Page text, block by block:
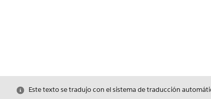
Cerrar
Este texto se tradujo con el sistema de traducción